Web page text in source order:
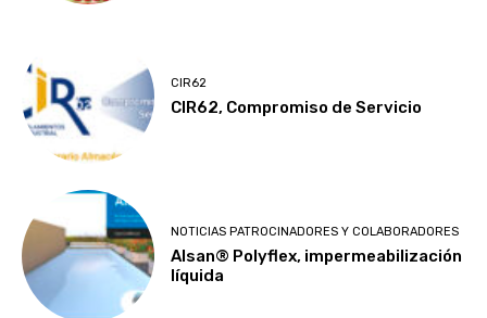
CIR62
CIR62, Compromiso de Servicio
NOTICIAS PATROCINADORES Y COLABORADORES
Alsan® Polyflex, impermeabilización
líquida